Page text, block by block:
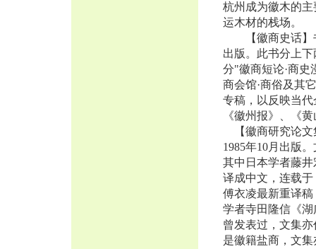
杭州成为徽木的
运木材的栈场。
【徽商史话】书
出版。此书分上
分"徽商短论·商史
商会馆·商俗及其
专稿，以反映当
《徽州报》、《
【徽商研究论文
1985年10月出版
其中日本学者藤
译成中文，连载
傅衣凌最新重译
学者寺田隆信《
曾发表过，文集
是徽籍盐商，文